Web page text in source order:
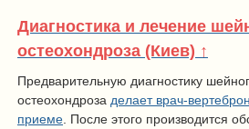
Диагностика и лечение
остеохондроза (Киев) ↑
Предварительную диагностику
остеохондроза делает врач-
приеме . После этого производится